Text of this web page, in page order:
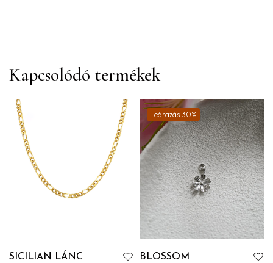
Kapcsolódó termékek
SICILIAN LÁNC
Leárazás 30%
BLOSSOM